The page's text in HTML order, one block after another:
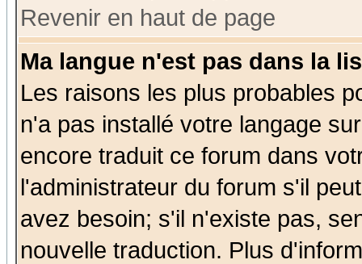
Revenir en haut de page
Ma langue n'est pas dans la
Les raisons les plus probables
n'a pas installé votre langage
encore traduit ce forum dans
l'administrateur du forum s'il
avez besoin; s'il n'existe pas,
nouvelle traduction. Plus